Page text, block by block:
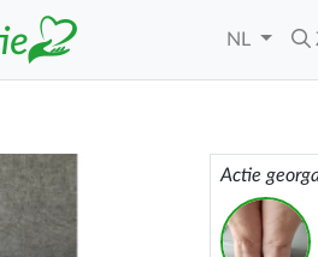
NL
Actie